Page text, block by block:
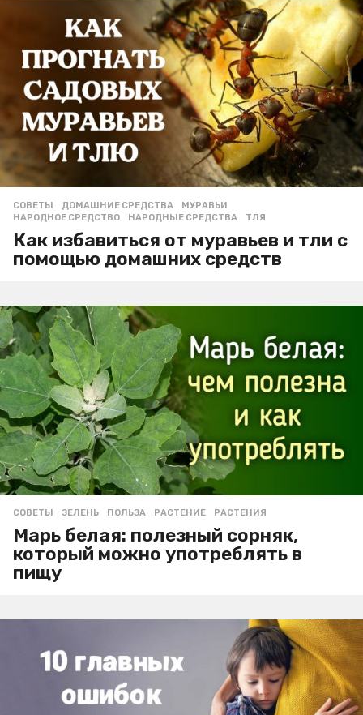
СОВЕТЫ ДОМАШНИЕ СРЕДСТВА ,МУРАВЬИ
НАРОДНОЕ СРЕДСТВО
,НАРОДНЫЕ СРЕДСТВА ,ТЛЯ
Как избавиться от муравьев и тли с
помощью домашних средств
СОВЕТЫ ЗЕЛЕНЬ ,ПОЛЬЗА ,РАСТЕНИЕ ,РАСТЕНИЯ
Марь белая: полезный сорняк,
который можно употреблять в
пищу